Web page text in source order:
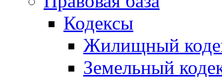
Кодексы
Жилищный
Земельный